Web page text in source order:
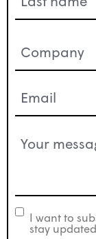
(Nécessaire)
(Nécessaire)
message
newsletter
I want to
stay